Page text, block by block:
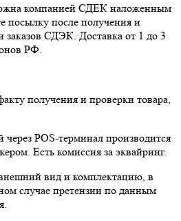
компанией СДЕК наложенным
посылку после получения и
заказов СДЭК. Доставка от 1 до 3
РФ.
получения и проверки товара,
через POS-терминал производится
Есть комиссия за эквайринг.
вид и комплектацию, в
случае претензии по данным